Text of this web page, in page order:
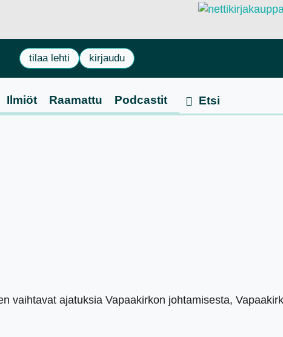
tilaa lehti kirjaudu
Ilmiöt Raamattu Podcastit
vaihtavat ajatuksia Vapaakirkon johtamisesta,